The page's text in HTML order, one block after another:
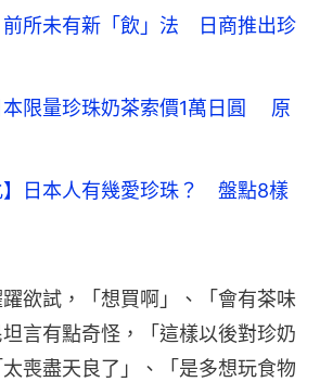
前所未有新「飲」法 日商推出珍
本限量珍珠奶茶索價1萬日圓 原
】日本人有幾愛珍珠？ 盤點8樣
欲試，「想買啊」、「會有茶味
言有點奇怪，「這樣以後對珍奶
喪盡天良了」、「是多想玩食物